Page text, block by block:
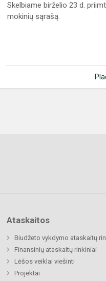
Skelbiame birželio 23 d.
mokinių sąrašą.
Ataskaitos
Biudžeto vykdymo ataskaitų
Finansinių ataskaitų rinkiniai
Lėšos veiklai viešinti
Projektai